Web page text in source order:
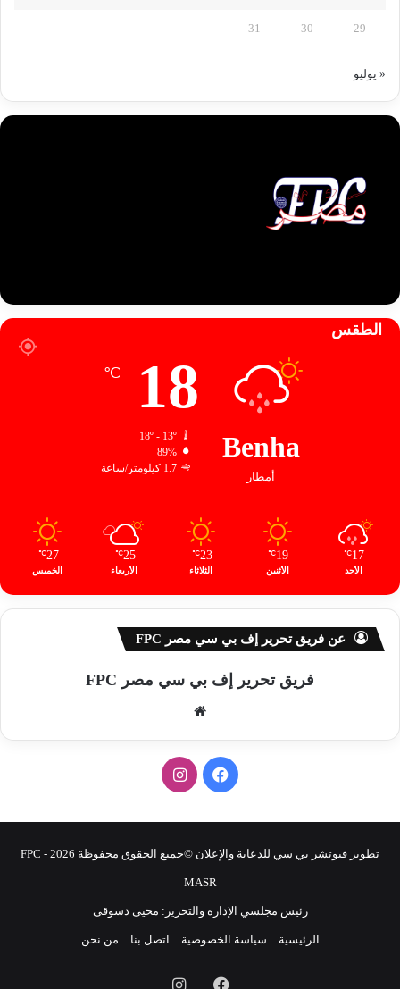
29
30
31
« يوليو
الطقس
Benha
أمطار
18
℃
18º - 13º
89%
1.7 كيلومتر/ساعة
17
℃
الأحد
19
℃
الأثنين
23
℃
الثلاثاء
25
℃
الأربعاء
27
℃
الخميس
عن فريق تحرير إف بي سي مصر FPC
فريق تحرير إف بي سي مصر FPC
الوي
ب
س
ب
و
ك
ق
تطوير فيوتشر بي سي للدعاية والإعلان ©جميع الحقوق محفوظة 2026 - FPC
MASR
رئيس مجلسي الإدارة والتحرير: محيى دسوقى
الرئيسية سياسة الخصوصية اتصل بنا من نحن
فيسبوك